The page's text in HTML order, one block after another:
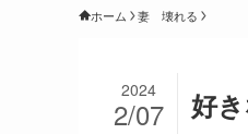
ホーム 妻 壊れる
好
2024
2/07